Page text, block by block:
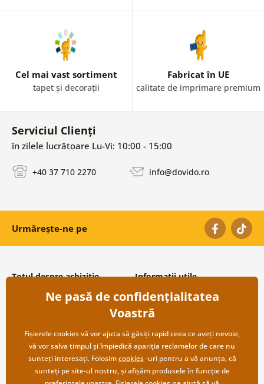
Cel mai vast sortiment
tapet și decorații
Fabricat în UE
calitate de imprimare premium
Serviciul Clienți
în zilele lucrătoare Lu-Vi: 10:00 - 15:00
+40 37 710 2270 info@dovido.ro
Urmărește-ne pe
Totul despre achiziție
Condiții și termeni generali
Protecția datelor personale
Transport și modalități de plată
Returnare
Informații utile
Despre noi
Întrebări frecvente
Contacte
Cooperare angro
Ne pasă de confidențialitatea
Voastră
Fișierele cookies vă vor ajuta să găsiți rapid ceea ce aveți nevoie,
vă vor salva timpul și împiedică apariția reclamelor de care nu
sunteți interesați. Folosimcookies-uri pentru a vă anunța, că
sunteți pe site-ul nostru, și afișăm produsele în funcție de